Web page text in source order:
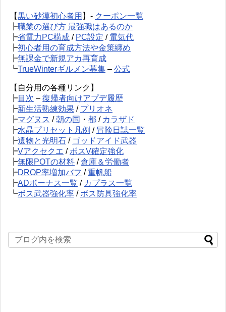
【黒い砂漠初心者用 】- クーポン一覧
┣職業の選び方 最強職はあるのか
┣省電力PC構成 / PC設定 / 電気代
┣初心者用の育成方法や金策纏め
┣無課金で新規アカ再育成
┗TrueWinterギルメン募集 – 公式
【自分用の各種リンク】
┣目次 – 復帰者向けアプデ履歴
┣新生活熟練効果 / プリオネ
┣マグヌス /朝の国 ・ 都 / カラザド
┣水晶プリセット凡例 / 冒険日誌一覧
┣遺物と光明石 / ゴッドアイド武器
┣Vアクセクエ / ボスV確定強化
┣無限POTの材料 /倉庫＆労働者
┣DROP率増加バフ /重帆船
┣ADボーナス一覧 / カプラス一覧
┗ボス武器強化率 / ボス防具強化率